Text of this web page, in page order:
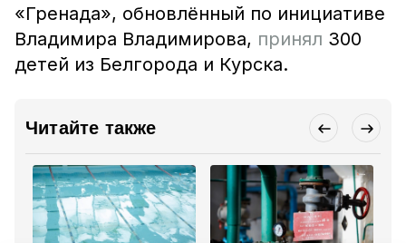
«Гренада», обновлённый по инициативе
Владимира Владимирова, принял 300
детей из Белгорода и Курска.
Читайте также